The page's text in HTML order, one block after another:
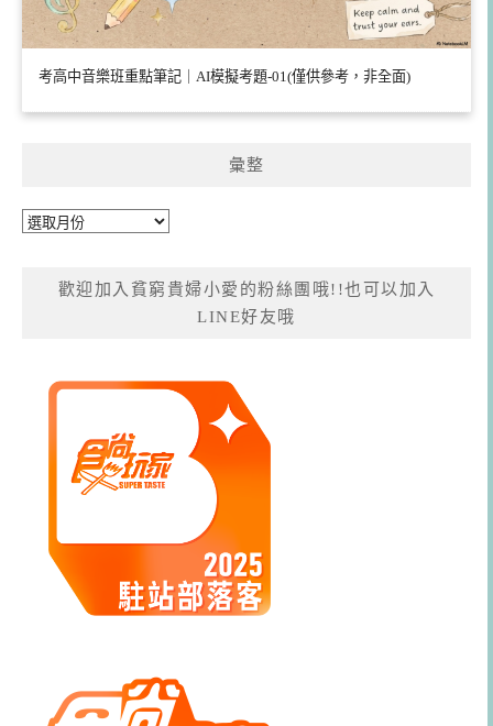
考高中音樂班重點筆記｜AI模擬考題-01(僅供參考，非全面)
彙整
彙
歡迎加入貧窮貴婦小愛的粉絲團哦!!也可以加入
LINE好友哦